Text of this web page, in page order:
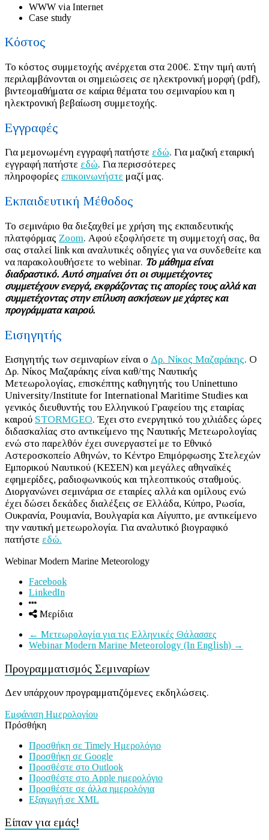
WWW via Internet
Case study
Κόστος
Το κόστος συμμετοχής ανέρχεται στα 200€. Στην τιμή αυτή
περιλαμβάνονται οι σημειώσεις σε ηλεκτρονική μορφή (pdf),
βιντεομαθήματα σε καίρια θέματα του σεμιναρίου και η
ηλεκτρονική βεβαίωση συμμετοχής.
Εγγραφές
Για μεμονωμένη εγγραφή πατήστε εδώ. Για μαζική εταιρική
εγγραφή πατήστε εδώ. Για περισσότερες
πληροφορίες επικοινωνήστε μαζί μας.
Εκπαιδευτική Μέθοδος
Το σεμινάριο θα διεξαχθεί με χρήση της εκπαιδευτικής
πλατφόρμας Zoom. Αφού εξοφλήσετε τη συμμετοχή σας, θα
σας σταλεί link και αναλυτικές οδηγίες για να συνδεθείτε και
να παρακολουθήσετε το webinar. Το μάθημα είναι
διαδραστικό. Αυτό σημαίνει ότι οι συμμετέχοντες
συμμετέχουν ενεργά, εκφράζοντας τις απορίες τους αλλά και
συμμετέχοντας στην επίλυση ασκήσεων με χάρτες και
προγράμματα καιρού.
Εισηγητής
Εισηγητής των σεμιναρίων είναι ο Δρ. Νίκος Μαζαράκης. Ο
Δρ. Νίκος Μαζαράκης είναι καθ/της Ναυτικής
Μετεωρολογίας, επισκέπτης καθηγητής του Uninettuno
University/Institute for International Maritime Studies και
γενικός διευθυντής του Ελληνικού Γραφείου της εταιρίας
καιρού STORMGEO. Έχει στο ενεργητικό του χιλιάδες ώρες
διδασκαλίας στο αντικείμενο της Ναυτικής Μετεωρολογίας
ενώ στο παρελθόν έχει συνεργαστεί με το Εθνικό
Αστεροσκοπείο Αθηνών, το Κέντρο Επιμόρφωσης Στελεχών
Εμπορικού Ναυτικού (ΚΕΣΕΝ) και μεγάλες αθηναϊκές
εφημερίδες, ραδιοφωνικούς και τηλεοπτικούς σταθμούς.
Διοργανώνει σεμινάρια σε εταιρίες αλλά και ομίλους ενώ
έχει δώσει δεκάδες διαλέξεις σε Ελλάδα, Κύπρο, Ρωσία,
Ουκρανία, Ρουμανία, Βουλγαρία και Αίγυπτο, με αντικείμενο
την ναυτική μετεωρολογία. Για αναλυτικό βιογραφικό
πατήστε εδώ.
Webinar Modern Marine Meteorology
Facebook
LinkedIn
Μερίδια
← Μετεωρολογία για τις Ελληνικές Θάλασσες
Webinar Modern Marine Meteorology (In English) →
Προγραμματισμός Σεμιναρίων
Δεν υπάρχουν προγραμματιζόμενες εκδηλώσεις.
Εμφάνιση Ημερολογίου
Πρόσθήκη
Προσθήκη σε Timely Ημερολόγιο
Προσθήκη σε Google
Προσθέστε στο Outlook
Προσθέστε στο Apple ημερολόγιο
Προσθέστε σε άλλα ημερολόγια
Εξαγωγή σε XML
Είπαν για εμάς!